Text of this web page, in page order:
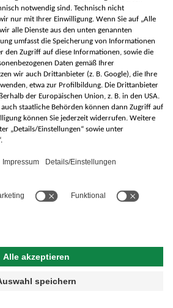
(FAQ)
Widerrufsbelehrung